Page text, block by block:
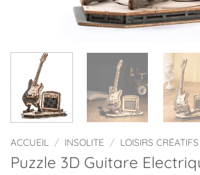
ACCUEIL / INSOLITE / LOISIRS
Puzzle 3D Guitare